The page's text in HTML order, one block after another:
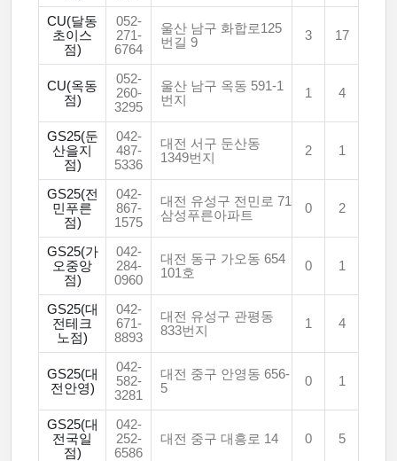
CU(달동
초이스
점)
052-
271-
6764
울산 남구 화합로125
번길 9
3 17
CU(옥동
점)
052-
260-
3295
울산 남구 옥동 591-1
번지
1 4
GS25(둔
산을지
점)
042-
487-
5336
대전 서구 둔산동
1349번지
2 1
GS25(전
민푸른
점)
042-
867-
1575
대전 유성구 전민로 71
삼성푸른아파트
0 2
GS25(가
오중앙
점)
042-
284-
0960
대전 동구 가오동 654
101호
0 1
GS25(대
전테크
노점)
042-
671-
8893
대전 유성구 관평동
833번지
1 4
GS25(대
전안영)
042-
582-
3281
대전 중구 안영동 656-
5
0 1
GS25(대
전국일
점)
042-
252-
6586
대전 중구 대흥로 14 0 5